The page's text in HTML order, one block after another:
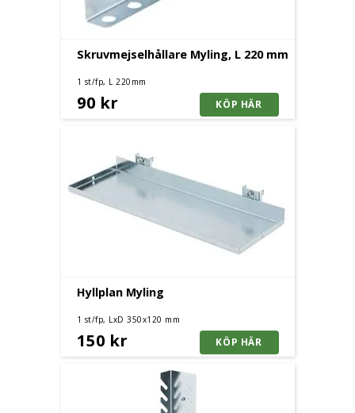
Skruvmejselhållare Myling, L 220 mm
1 st/fp, L 220mm
90 kr
Hyllplan Myling
1 st/fp, LxD 350x120 mm
150 kr